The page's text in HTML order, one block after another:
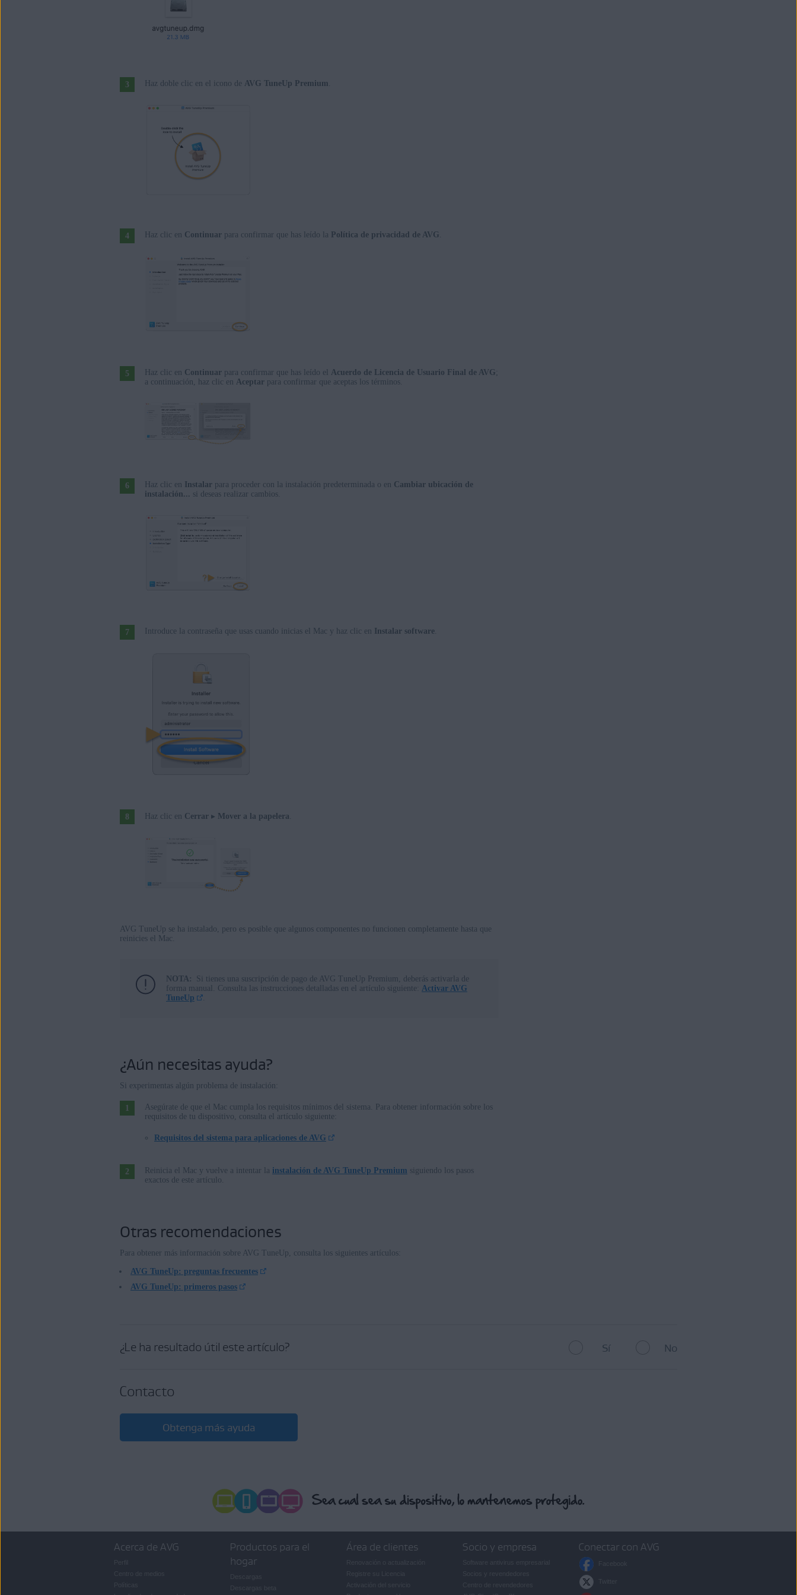
Haz doble clic en el icono de AVG TuneUp Premium
Haz clic en Continuar para confirmar que has leído la Política de privacidad de AVG
Haz clic en Continuar para confirmar que has leído el Acuerdo de Licencia de Usuario Final de AVG
a continuación, haz clic en Aceptar para confirmar que aceptas los términos.
Haz clic en Instalar para proceder con la instalación predeterminada o en Cambiar ubicación de
instalación... si deseas realizar cambios.
Introduce la contraseña que usas cuando inicias el Mac y haz clic en Instalar software
Haz clic en Cerrar ▸ Mover a la papelera.
AVG TuneUp se ha instalado, pero es posible que algunos componentes no funcionen completamente hasta que
reinicies el Mac.
NOTA:
Si tienes una suscripción de pago de AVG TuneUp Premium, deberás activarla de
forma manual. Consulta las instrucciones detalladas en el artículo siguiente: Activar AVG
TuneUp
.
¿Aún necesitas ayuda?
Si experimentas algún problema de instalación:
Asegúrate de que el Mac cumpla los requisitos mínimos del sistema. Para obtener información sobre los
requisitos de tu dispositivo, consulta el artículo siguiente:
Requisitos del sistema para aplicaciones de AVG
Reinicia el Mac y vuelve a intentar la instalación de AVG TuneUp Premium siguiendo los pasos
exactos de este artículo.
Otras recomendaciones
Para obtener más información sobre AVG TuneUp, consulta los siguientes artículos:
AVG TuneUp: preguntas frecuentes
AVG TuneUp: primeros pasos
¿Le ha resultado útil este artículo? Sí No
Contacto
Obtenga más ayuda
Acerca de AVG
Productos para el
hogar
Área de clientes Socio y empresa Conectar con AVG